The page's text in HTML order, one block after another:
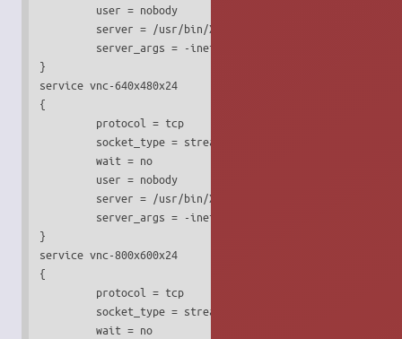
         user = nobody
         server = /usr/bin/Xvnc
server_args = -inetd -query localhost -once -
}
service vnc-640x480x24
{
         protocol = tcp
         socket_type = stream
         wait = no
         user = nobody
         server = /usr/bin/Xvnc
server_args = -inetd -query localhost -once -
}
service vnc-800x600x24
{
         protocol = tcp
         socket_type = stream
         wait = no